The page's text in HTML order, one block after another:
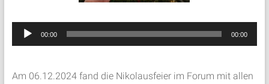
Audio-
Player
00:00 00:00
Am 06.12.2024 fand die Nikolausfeier im Forum mit allen